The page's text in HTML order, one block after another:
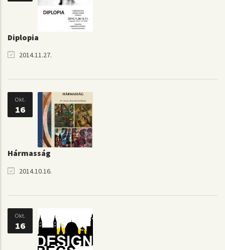
Diplopia
2014.11.27.
Okt.
16
Hármasság
2014.10.16.
Okt.
16